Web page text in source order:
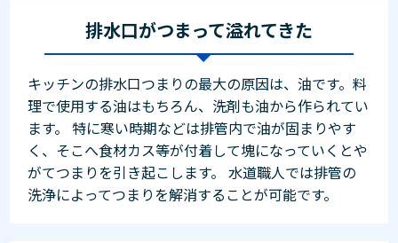
排水口がつまって溢れてきた
キッチンの排水口つまりの最大の原因は、油です。料
理で使用する油はもちろん、洗剤も油から作られてい
ます。 特に寒い時期などは排管内で油が固まりやす
く、そこへ食材カス等が付着して塊になっていくとや
がてつまりを引き起こします。 水道職人では排管の
洗浄によってつまりを解消することが可能です。